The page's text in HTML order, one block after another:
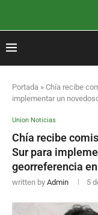
Portada » Chía recibe
implementar un
Union Noticias
Chía recibe
Sur para
georreferencia
written by Admin 5